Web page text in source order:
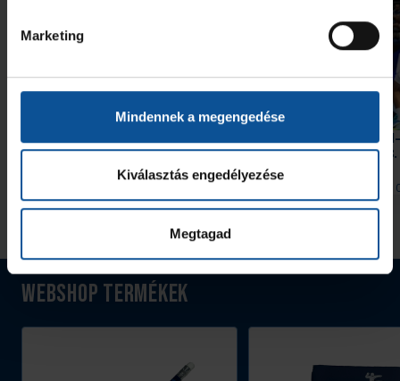
Marketing
Mindennek a megengedése
Kiválasztás engedélyezése
Megtagad
Hello, Mórahalom! Szerdán
#kékek Tour!
Galéria
2026. aug.
OTP Bank-PICK
Nantes 34–35 (2026. 08.
Webshop termékek